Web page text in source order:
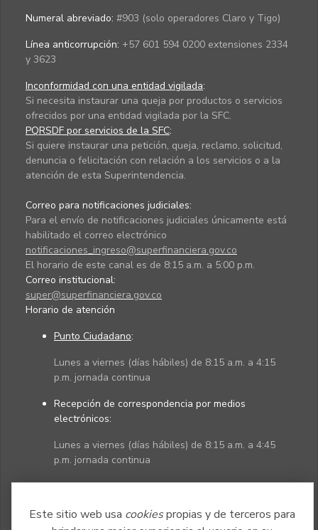
Este sitio web usa cookiespropias y de terceros para
Numeral abreviado: #903 (solo operadores Claro y Tigo)
Línea anticorrupción: +57 601 594 0200 extensiones 2334
y 3623
Inconformidad con una entidad vigilada:
Si necesita instaurar una queja por productos o servicios
ofrecidos por una entidad vigilada por la SFC.
PQRSDF por servicios de la SFC:
Si quiere instaurar una petición, queja, reclamo, solicitud,
denuncia o felicitación con relación a los servicios o a la
atención de esta Superintendencia.
Correo para notificaciones judiciales:
Para el envío de notificaciones judiciales únicamente está
habilitado el correo electrónico
notificaciones_ingreso@superfinanciera.gov.co
El horario de este canal es de 8:15 a.m. a 5:00 p.m.
Correo institucional:
super@superfinanciera.gov.co
Horario de atención
Punto Ciudadano:
Lunes a viernes (días hábiles) de 8:15 a.m. a 4:15
p.m. jornada continua
Recepción de correspondencia por medios
electrónicos:
Lunes a viernes (días hábiles) de 8:15 a.m. a 4:45
p.m. jornada continua